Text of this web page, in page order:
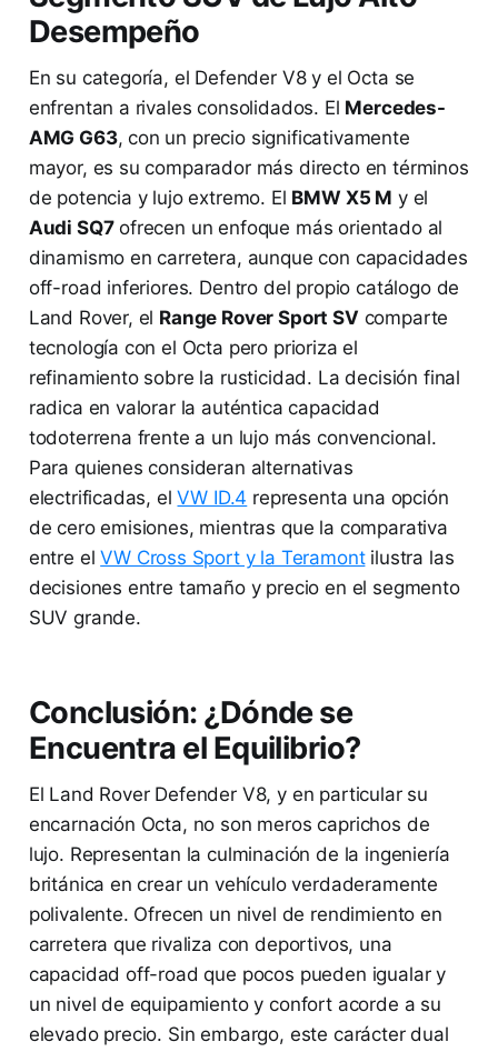
Desempeño
En su categoría, el Defender V8 y el Octa se
enfrentan a rivales consolidados. El Mercedes-
AMG G63, con un precio significativamente
mayor, es su comparador más directo en términos
de potencia y lujo extremo. El BMW X5 M y el
Audi SQ7ofrecen un enfoque más orientado al
dinamismo en carretera, aunque con capacidades
off-road inferiores. Dentro del propio catálogo de
Land Rover, el Range Rover Sport SV comparte
tecnología con el Octa pero prioriza el
refinamiento sobre la rusticidad. La decisión final
radica en valorar la auténtica capacidad
todoterrena frente a un lujo más convencional.
Para quienes consideran alternativas
electrificadas, elVW ID.4 representa una opción
de cero emisiones, mientras que la comparativa
entre elVW Cross Sport y la Teramontilustra las
decisiones entre tamaño y precio en el segmento
SUV grande.
Conclusión: ¿Dónde se
Encuentra el Equilibrio?
El Land Rover Defender V8, y en particular su
encarnación Octa, no son meros caprichos de
lujo. Representan la culminación de la ingeniería
británica en crear un vehículo verdaderamente
polivalente. Ofrecen un nivel de rendimiento en
carretera que rivaliza con deportivos, una
capacidad off-road que pocos pueden igualar y
un nivel de equipamiento y confort acorde a su
elevado precio. Sin embargo, este carácter dual